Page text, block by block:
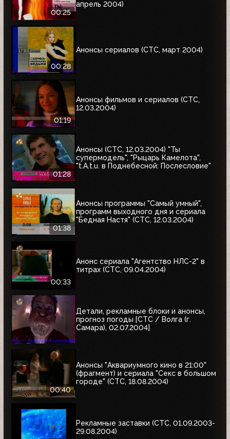
00:25
апрель 2004)
00:28
Анонсы сериалов (СТС, март 2004)
01:19
Анонсы фильмов и сериалов (СТС,
12.03.2004)
01:28
Анонсы (СТС, 12.03.2004) "Ты
супермодель", "Рыцарь Камелота",
"t.A.t.u. в Поднебесной: Послесловие"
01:38
Анонсы программы "Самый умный",
программ выходного дня и сериала
"Бедная Настя" (СТС, 12.03.2004)
00:33
Анонс сериала "Агентство НЛС-2" в
титрах (СТС, 09.04.2004)
Детали, рекламные блоки и анонсы,
прогноз погоды [СТС / Волга (г.
Самара), 02.07.2004]
00:40
Анонсы "Аквариумного кино в 21:00"
(фрагмент) и сериала "Секс в большом
городе" (СТС, 18.08.2004)
Рекламные заставки (СТС, 01.09.2003-
29.08.2004)